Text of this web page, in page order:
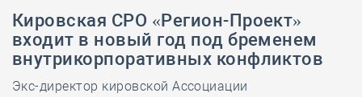
Кировская СРО «Регион-Проект»
входит в новый год под бременем
внутрикорпоративных конфликтов
Экс-директор кировской Ассоциации